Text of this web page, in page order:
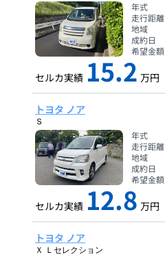
年式
走行距離
地域
成約日
希望金額
セルカ実績 15.2 万円
トヨタ ノア
Ｓ
年式
走行距離
地域
成約日
希望金額
セルカ実績 12.8 万円
トヨタ ノア
Ｘ Ｌセレクション